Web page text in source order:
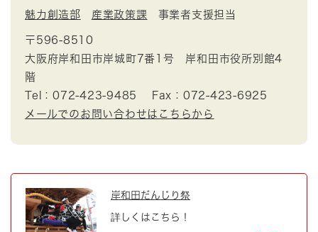
魅力創造部 産業政策課 事業者支援担当
〒596-8510
大阪府岸和田市岸城町7番1号 岸和田市役所別館4
階
Tel：072-423-9485
Fax：072-423-6925
メールでのお問い合わせはこちらから
岸和田だんじり祭
詳しくはこちら！